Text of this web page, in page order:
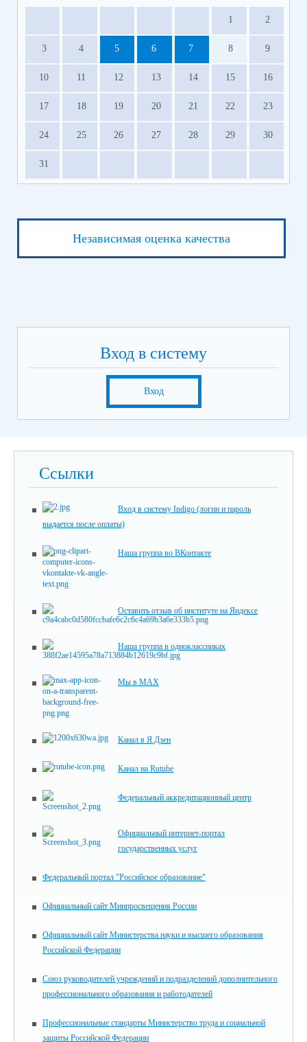
1 2
3 4 5 6 7 8 9
10 11 12 13 14 15 16
17 18 19 20 21 22 23
24 25 26 27 28 29 30
31
Независимая оценка качества
Вход в систему
Вход
Ссылки
Вход в систему Indigo (логин и пароль
выдается после оплаты)
Наша группа во ВКонтакте
Оставить отзыв об институте на Яндексе
Наша группа в одноклассниках
Мы в MAX
Канал в Я.Дзен
Канал на Rutube
Федеральный аккредитационный центр
Официальный интернет-портал
государственных услуг
Федеральный портал "Российское образование"
Официальный сайт Минпросвещения России
Официальный сайт Министерства науки и высшего образования
Российской Федерации
Союз руководителей учреждений и подразделений дополнительного
профессионального образования и работодателей
Профессиональные стандарты Министерство труда и социальной
защиты Российской Федерации